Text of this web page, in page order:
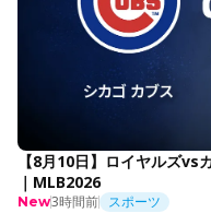
【8月10日】ロイヤルズvs
｜MLB2026
New3時間前 スポーツ